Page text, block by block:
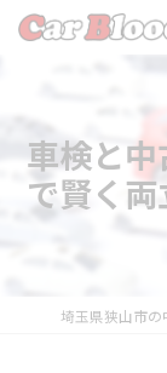
車検と
で賢く